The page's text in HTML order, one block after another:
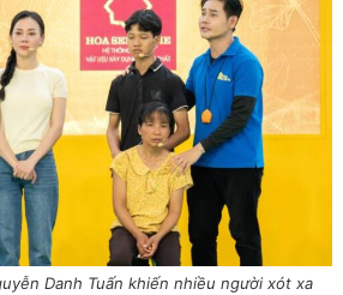
Danh Tuấn khiến nhiều người xót xa